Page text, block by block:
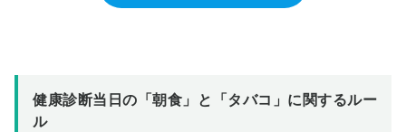
健康診断当日の「朝食」と「タバコ」に関するルー
ル